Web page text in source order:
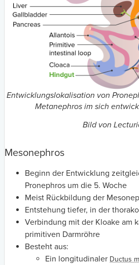
Entwicklungslokalisation von
Metanephros im sich
Bild von
Mesonephros
Beginn der Entwicklung
Pronephros um die 5. Woche
Meist Rückbildung der
Entstehung tiefer, in der
Verbindung mit der Kloake am
primitiven Darmröhre
Besteht aus:
Ein longitudinaler Ductus